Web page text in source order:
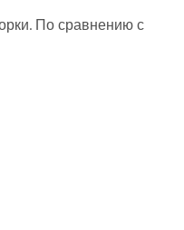
По сравнению с